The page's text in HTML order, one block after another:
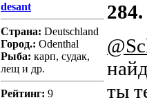
desant
Страна: Deutschland
Город.: Odenthal
Рыба: карп, судак,
лещ и др.
Рейтинг: 9
284.
ты